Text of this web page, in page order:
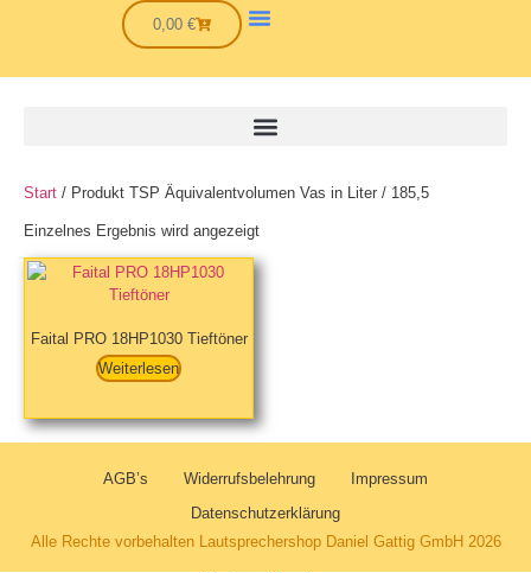
0,00€
Start / Produkt TSP Äquivalentvolumen Vas in Liter / 185,5
Einzelnes Ergebnis wird angezeigt
Faital PRO 18HP1030 Tieftöner
Weiterlesen
AGB’s Widerrufsbelehrung
Impressum
Datenschutzerklärung
Alle Rechte vorbehalten Lautsprechershop Daniel Gattig GmbH 2026